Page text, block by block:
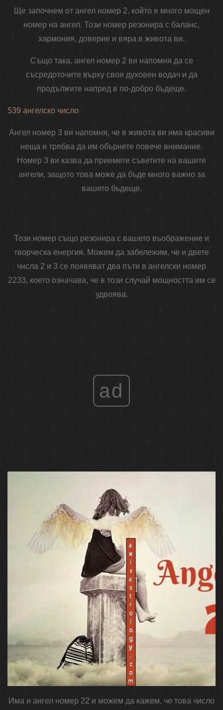
Ще започнем от ангел номер 2, който е много мощен
номер на ангел. Този номер резонира с баланс,
хармония, доверие и вяра в живота ви.
Също така, ангел номер 2 ви напомня да се
съсредоточите върху своя духовен водач и да
продължите напред в по-добро бъдеще.
539 ангелско число
Ангел номер 3 ви напомня, че в живота ви има красиви
неща и трябва да им обърнете повече внимание.
Номер 3 ви казва да приемете съветите на вашите
ангели, защото това може да бъде много важно за
вашето бъдеще.
Този номер също резонира с вашето въображение и
творческа енергия. Можем да забележим, че и двете
числа 2 и 3 се появяват два пъти в ангелски номер
2233, което означава, че в този случай мощността им се
удвоява.
ad
Има и ангел номер 22 и можем да кажем, че това число